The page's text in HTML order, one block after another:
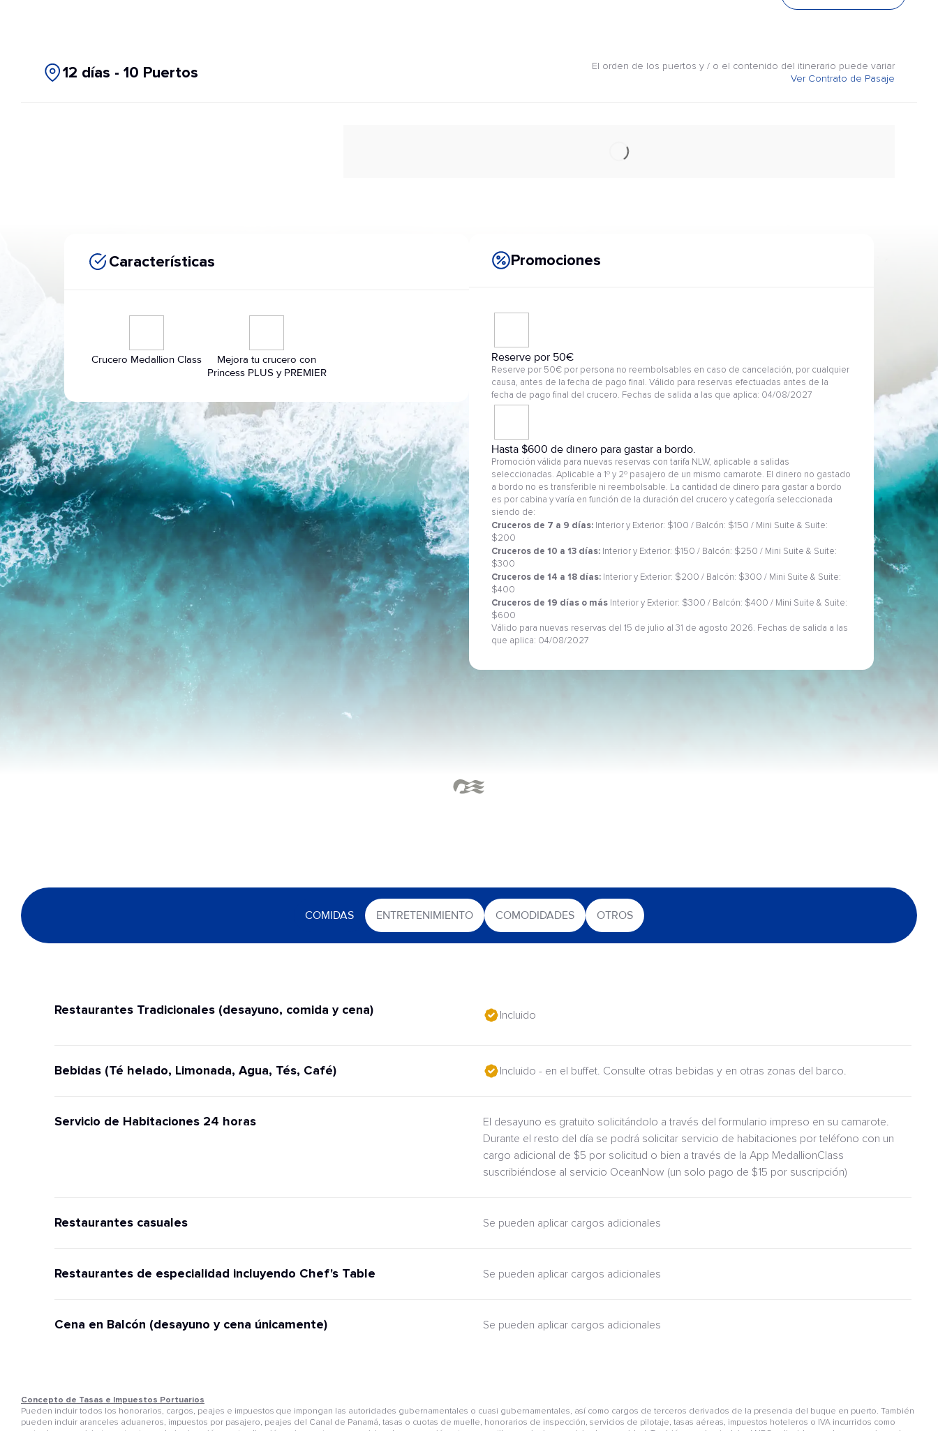
12 días - 10 Puertos
El orden de los puertos y / o el contenido del itinerario puede variar
Ver Contrato de Pasaje
Características
Crucero Medallion Class
Mejora tu crucero con
Princess PLUS y PREMIER
Promociones
Reserve por 50€
Reserve por 50€ por persona no reembolsables en caso de cancelación, por cualquier
causa, antes de la fecha de pago final. Válido para reservas efectuadas antes de la
fecha de pago final del crucero. Fechas de salida a las que aplica: 04/08/2027
Hasta $600 de dinero para gastar a bordo.
Promoción válida para nuevas reservas con tarifa NLW, aplicable a salidas
seleccionadas. Aplicable a 1º y 2º pasajero de un mismo camarote. El dinero no gastado
a bordo no es transferible ni reembolsable. La cantidad de dinero para gastar a bordo
es por cabina y varía en función de la duración del crucero y categoría seleccionada
siendo de:
Cruceros de 7 a 9 días: Interior y Exterior: $100 / Balcón: $150 / Mini Suite & Suite:
$200
Cruceros de 10 a 13 días: Interior y Exterior: $150 / Balcón: $250 / Mini Suite & Suite:
$300
Cruceros de 14 a 18 días: Interior y Exterior: $200 / Balcón: $300 / Mini Suite & Suite:
$400
Cruceros de 19 días o más Interior y Exterior: $300 / Balcón: $400 / Mini Suite & Suite:
$600
Válido para nuevas reservas del 15 de julio al 31 de agosto 2026. Fechas de salida a las
que aplica: 04/08/2027
COMIDAS ENTRETENIMIENTO COMODIDADES OTROS
Restaurantes Tradicionales (desayuno, comida y cena) Incluido
Bebidas (Té helado, Limonada, Agua, Tés, Café) Incluido - en el buffet. Consulte otras bebidas y en otras zonas del barco.
Servicio de Habitaciones 24 horas
El desayuno es gratuito solicitándolo a través del formulario impreso en su camarote.
Durante el resto del día se podrá solicitar servicio de habitaciones por teléfono con un
cargo adicional de $5 por solicitud o bien a través de la App MedallionClass
suscribiéndose al servicio OceanNow (un solo pago de $15 por suscripción)
Restaurantes casuales Se pueden aplicar cargos adicionales
Restaurantes de especialidad incluyendo Chef's Table Se pueden aplicar cargos adicionales
Cena en Balcón (desayuno y cena únicamente) Se pueden aplicar cargos adicionales
Concepto de Tasas e Impuestos Portuarios
Pueden incluir todos los honorarios, cargos, peajes e impuestos que impongan las autoridades gubernamentales o cuasi gubernamentales, así como cargos de terceros derivados de la presencia del buque en puerto. También
pueden incluir aranceles aduaneros, impuestos por pasajero, peajes del Canal de Panamá, tasas o cuotas de muelle, honorarios de inspección, servicios de pilotaje, tasas aéreas, impuestos hoteleros o IVA incurridos como